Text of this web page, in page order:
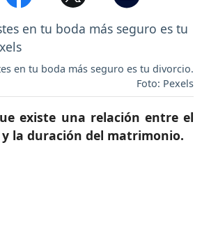
en tu boda más seguro es tu divorcio.
Foto: Pexels
existe una relación entre el
la duración del matrimonio.